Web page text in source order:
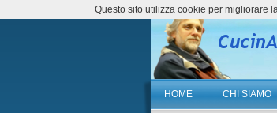
HOME CHI SIAMO
Questo sito utilizza cookie per migliorare